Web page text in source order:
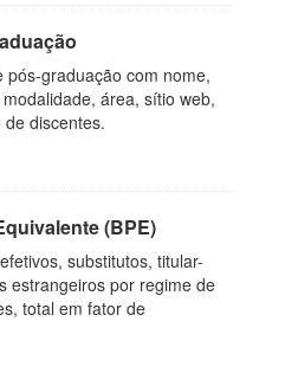
pós-graduação com nome,
área, sítio web,
discentes.
(BPE)
substitutos, titular-
estrangeiros por regime de
total em fator de